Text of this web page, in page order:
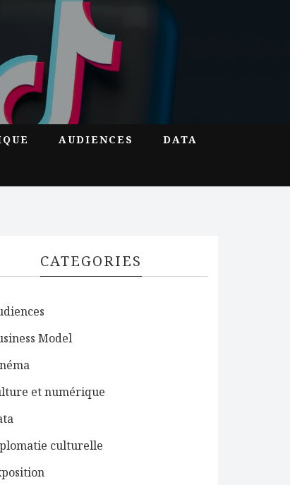
AUDIENCES DATA
CATEGORIES
Model
et numérique
culturelle